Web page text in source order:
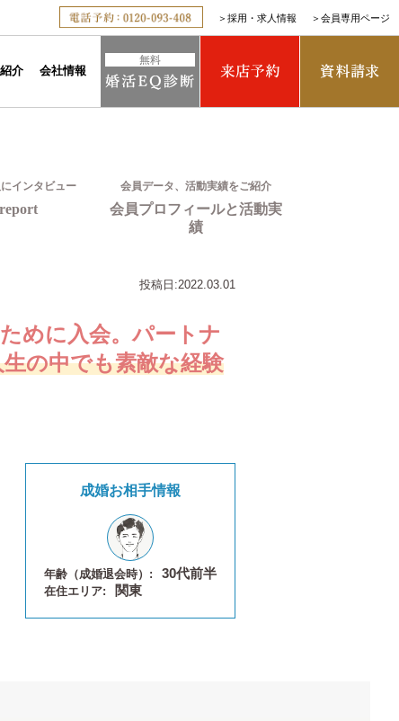
＞ 採用・求人情報 ＞ 会員専用ページ
介 会社情報
インタビュー 会員データ、活動実績をご紹介
会員プロフィールと活動実
績
投稿日:2022.03.01
めに入会。パートナ
の中でも素敵な経験
成婚お相手情報
年齢（成婚退会時）: 30代前半
在住エリア: 関東